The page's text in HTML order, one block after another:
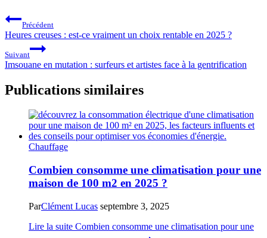
Précédent
Heures creuses : est-ce vraiment un choix rentable en 2025 ?
Suivant
Imsouane en mutation : surfeurs et artistes face à la gentrification
Publications similaires
Chauffage
Combien consomme une climatisation pour une
maison de 100 m2 en 2025 ?
ParClément Lucas septembre 3, 2025
Lire la suite Combien consomme une climatisation pour une